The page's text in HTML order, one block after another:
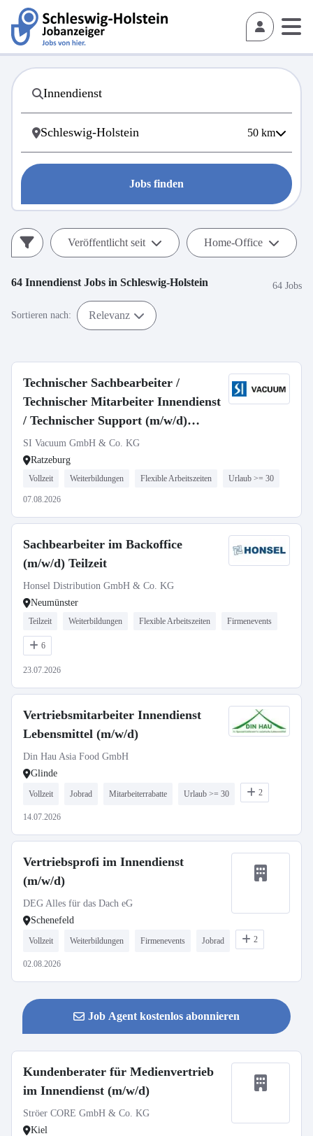
50 km
Jobs finden
Veröffentlicht seit Home-Office
64 Innendienst Jobs in Schleswig-Holstein 64 Jobs
Sortieren nach: Relevanz
Technischer Sachbearbeiter /
Technischer Mitarbeiter Innendienst
/ Technischer Support (m/w/d)
Auftragsabwicklung
SI Vacuum GmbH & Co. KG
Ratzeburg
Vollzeit Weiterbildungen Flexible Arbeitszeiten Urlaub >= 30
07.08.2026
Sachbearbeiter im Backoffice
(m/w/d) Teilzeit
Honsel Distribution GmbH & Co. KG
Neumünster
Teilzeit Weiterbildungen Flexible Arbeitszeiten Firmenevents
6
23.07.2026
Vertriebsmitarbeiter Innendienst
Lebensmittel (m/w/d)
Din Hau Asia Food GmbH
Glinde
Vollzeit Jobrad Mitarbeiterrabatte Urlaub >= 30 2
14.07.2026
Vertriebsprofi im Innendienst
(m/w/d)
DEG Alles für das Dach eG
Schenefeld
Vollzeit Weiterbildungen Firmenevents Jobrad 2
02.08.2026
Job Agent kostenlos abonnieren
Kundenberater für Medienvertrieb
im Innendienst (m/w/d)
Ströer CORE GmbH & Co. KG
Kiel